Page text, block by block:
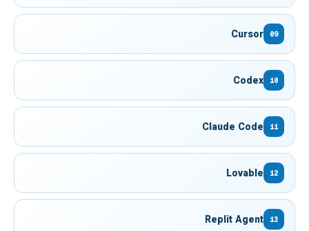
09
Cursor
10
Codex
11
Claude Code
12
Lovable
13
Replit Agent